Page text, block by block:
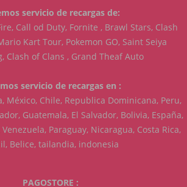
servicio de recargas de:
Call od Duty, Fornite , Brawl Stars, Clash
Kart Tour, Pokemon GO, Saint Seiya
Clash of Clans , Grand Theaf Auto
servicio de recargas en :
México, Chile, Republica Dominicana, Peru,
Guatemala, El Salvador, Bolivia, España,
Paraguay, Nicaragua, Costa Rica,
Belice, tailandia, indonesia
PAGOSTORE :